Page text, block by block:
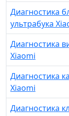
Диагностика
ультрабука
Диагностика
Xiaomi
Диагностика
Xiaomi
Диагностика